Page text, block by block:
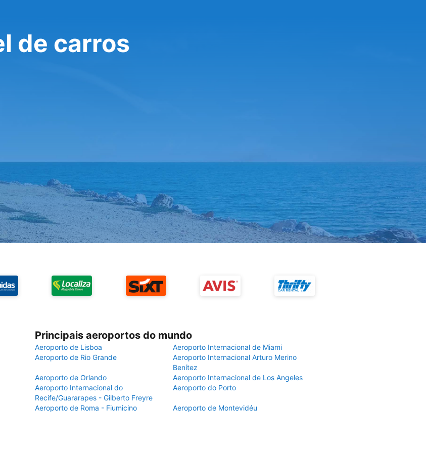
de carros
Principais aeroportos do mundo
Aeroporto de Lisboa
Aeroporto Internacional de Miami
Aeroporto de Rio Grande
Aeroporto Internacional Arturo Merino
Benítez
Aeroporto de Orlando
Aeroporto Internacional de Los Angeles
Aeroporto Internacional do
Recife/Guararapes - Gilberto Freyre
Aeroporto do Porto
Aeroporto de Roma - Fiumicino Aeroporto de Montevidéu